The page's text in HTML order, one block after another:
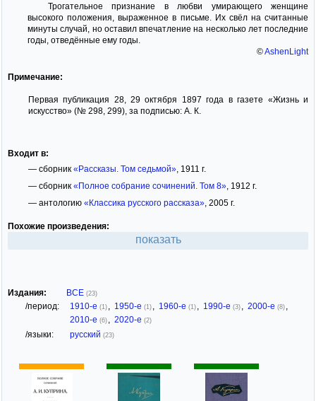
Трогательное признание в любви умирающего женщине
высокого положения, выраженное в письме. Их свёл на считанные
минуты случай, но оставил впечатление на несколько лет последние
годы, отведённые ему годы.
©AshenLight
Примечание:
Первая публикация 28, 29 октября 1897 года в газете «Жизнь и
искусство» (№ 298, 299), за подписью: А. К.
Входит в:
— сборник «Рассказы. Том седьмой», 1911 г.
— сборник «Полное собрание сочинений. Том 8», 1912 г.
— антологию «Классика русского рассказа», 2005 г.
Похожие произведения:
показать
Издания: ВСЕ (23)
/период: 1910-е (1) , 1950-е (1) , 1960-е (1) , 1990-е (3) , 2000-е (8) ,
2010-е (6) , 2020-е (2)
/языки: русский (23)